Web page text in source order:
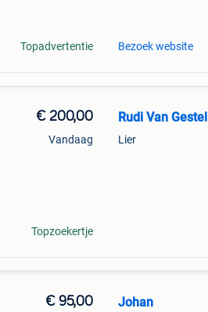
Topadvertentie Bezoek website
€ 200,00
Vandaag
Topzoekertje
Rudi Van Gestel
Lier
€ 95,00 Johan